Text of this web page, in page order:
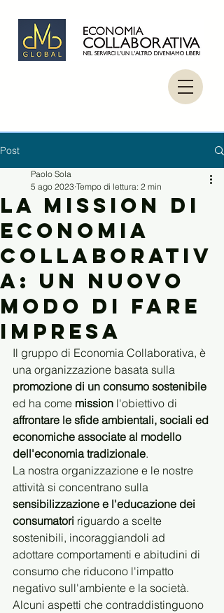
Post
La Mission di
Economia
Collaborativ
a: un nuovo
modo di fare
impresa
Paolo Sola
5 ago 2023 Tempo di lettura: 2 min
Il gruppo di Economia Collaborativa, è
una organizzazione basata sulla
promozione di un consumo sostenibile
ed ha come mission l'obiettivo di
affrontare le sfide ambientali, sociali ed
economiche associate al modello
dell'economia tradizionale.
La nostra organizzazione e le nostre
attività si concentrano sulla
sensibilizzazione e l'educazione dei
consumatori riguardo a scelte
sostenibili, incoraggiandoli ad
adottare comportamenti e abitudini di
consumo che riducono l'impatto
negativo sull'ambiente e la società.
Alcuni aspetti che contraddistinguono